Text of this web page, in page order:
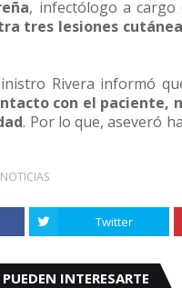
, infectólogo a cargo
tres lesiones
Rivera informó
con el paciente,
. Por lo que, aseveró
NOTICIAS
Twitter
INTERESARTE